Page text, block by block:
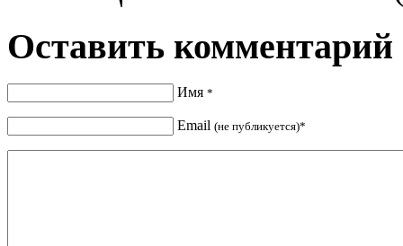
Оставить комментарий
Имя *
Email (не публикуется)*